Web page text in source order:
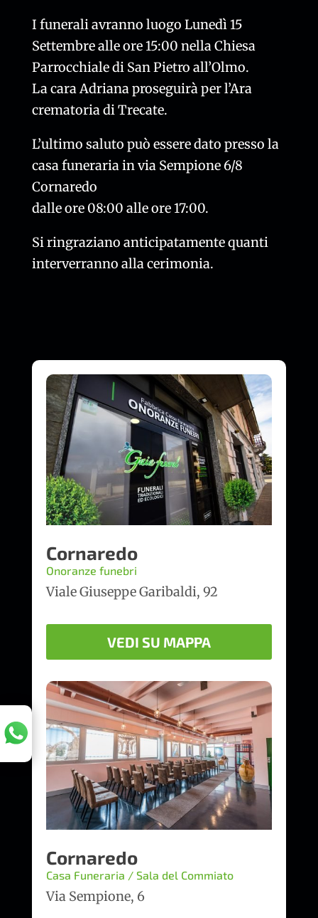
I funerali avranno luogo Lunedì 15
Settembre alle ore 15:00 nella Chiesa
Parrocchiale di San Pietro all’Olmo.
La cara Adriana proseguirà per l’Ara
crematoria di Trecate.
L’ultimo saluto può essere dato presso la
casa funeraria in via Sempione 6/8
Cornaredo
dalle ore 08:00 alle ore 17:00.
Si ringraziano anticipatamente quanti
interverranno alla cerimonia.
Cornaredo
Onoranze funebri
Viale Giuseppe Garibaldi, 92
VEDI SU MAPPA
Cornaredo
Casa Funeraria / Sala del Commiato
Via Sempione, 6